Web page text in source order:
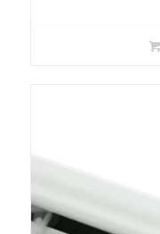
-